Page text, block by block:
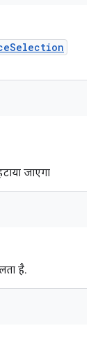
जाएगा
है.